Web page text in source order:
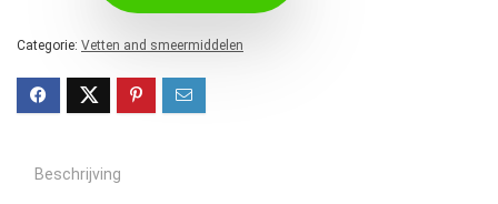
Categorie: Vetten and smeermiddelen
Beschrijving